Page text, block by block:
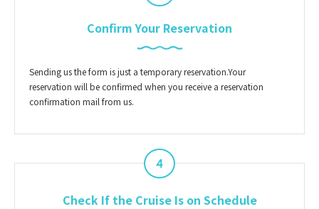
Confirm Your Reservation
Sending us the form is just a temporary reservation.Your
reservation will be confirmed when you receive a reservation
confirmation mail from us.
4
Check If the Cruise Is on Schedule